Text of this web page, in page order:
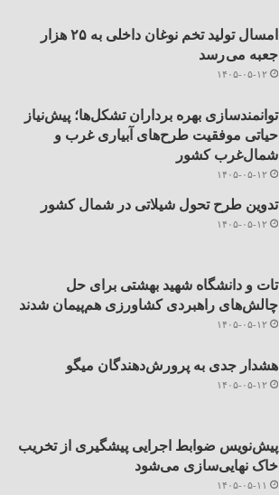
امسال تولید تخم نوغان داخلی به ۲۵ هزار
جعبه می رسد
۱۴۰۵-۰۵-۱۲
توانمندسازی بهره برداران تشکل‌ها؛ پیش‌نیاز
حیاتی موفقیت طرح‌های آبیاری غرب و
شمال‌غرب کشور
۱۴۰۵-۰۵-۱۲
تدوین طرح تحول شیلاتی در شمال کشور
۱۴۰۵-۰۵-۱۲
تات و دانشگاه شهید بهشتی برای حل
چالش‌های راهبردی کشاورزی هم‌پیمان شدند
۱۴۰۵-۰۵-۱۲
هشدار جدی به پرورش‌دهندگان میگو
۱۴۰۵-۰۵-۱۲
پیش‌نویس ضوابط اجرایی پیشگیری از تخریب
خاک نهایی‌سازی می‌شود
۱۴۰۵-۰۵-۱۱